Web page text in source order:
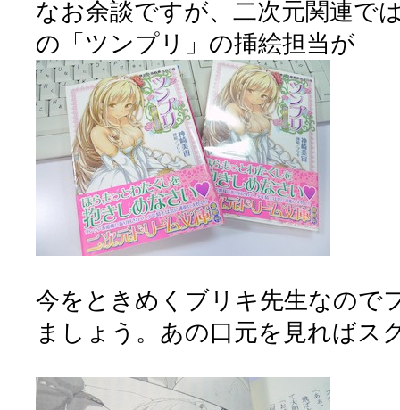
なお余談ですが、二次元関連で
の「ツンプリ」の挿絵担当が
今をときめくブリキ先生なので
ましょう。あの口元を見ればス